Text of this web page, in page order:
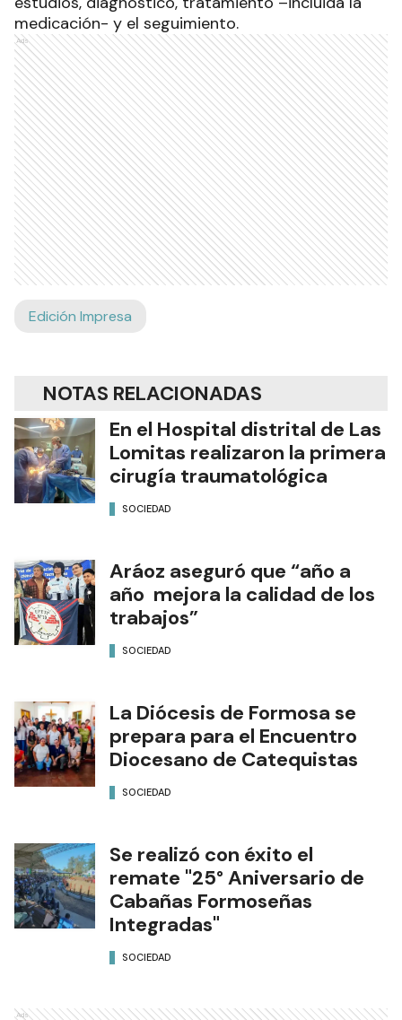
medicación- y el seguimiento.
Ads
Edición Impresa
NOTAS RELACIONADAS
En el Hospital distrital de Las
Lomitas realizaron la primera
cirugía traumatológica
SOCIEDAD
Aráoz aseguró que “año a
año mejora la calidad de los
trabajos”
SOCIEDAD
La Diócesis de Formosa se
prepara para el Encuentro
Diocesano de Catequistas
SOCIEDAD
Se realizó con éxito el
remate "25° Aniversario de
Cabañas Formoseñas
Integradas"
SOCIEDAD
Ads